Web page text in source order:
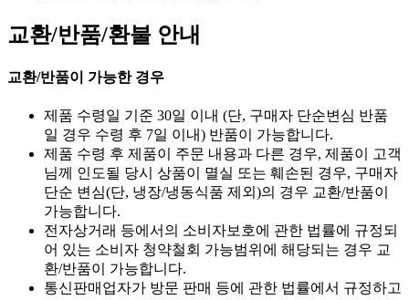
교환/반품/환불 안내
교환/반품이 가능한 경우
제품 수령일 기준 30일 이내 (단, 구매자 단순변심 반품
일 경우 수령 후 7일 이내) 반품이 가능합니다.
제품 수령 후 제품이 주문 내용과 다른 경우, 제품이 고객
님께 인도될 당시 상품이 멸실 또는 훼손된 경우, 구매자
단순 변심(단, 냉장/냉동식품 제외)의 경우 교환/반품이
가능합니다.
전자상거래 등에서의 소비자보호에 관한 법률에 규정되
어 있는 소비자 청약철회 가능범위에 해당되는 경우 교
환/반품이 가능합니다.
통신판매업자가 방문 판매 등에 관한 법률에서 규정하고